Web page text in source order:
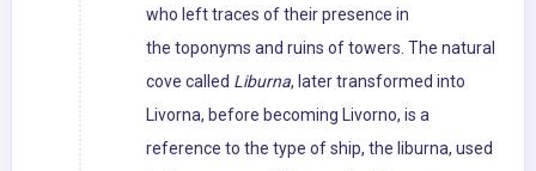
who left traces of their presence in
the toponyms and ruins of towers. The natural
cove called Liburna, later transformed into
Livorna, before becoming Livorno, is a
reference to the type of ship, the liburna, used